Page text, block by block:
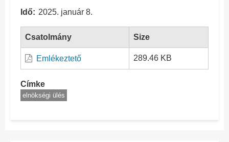
Idő 2025. január 8.
Csatolmány Size
Emlékeztető 289.46 KB
Címke
elnökségi ülés